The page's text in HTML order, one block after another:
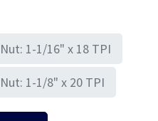
Nut: 1-1/16" x 18 TPI
Nut: 1-1/8" x 20 TPI